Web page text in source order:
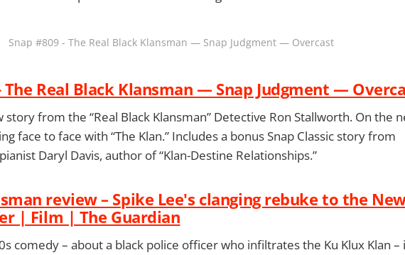
Snap #809 - The Real Black Klansman — Snap Judgment — Overcast
The Real Black Klansman — Snap Judgment —
story from the “Real Black Klansman” Detective Ron Stallworth. On the
face to face with “The Klan.” Includes a bonus Snap Classic story from
Daryl Davis, author of “Klan-Destine Relationships.”
review – Spike Lee's clanging rebuke to the
| Film | The Guardian
comedy – about a black police officer who infiltrates the Ku Klux Klan –